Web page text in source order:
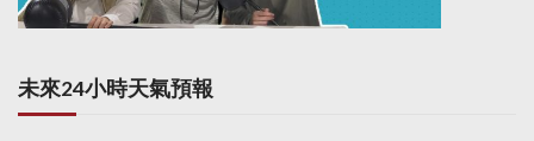
未來24小時天氣預報